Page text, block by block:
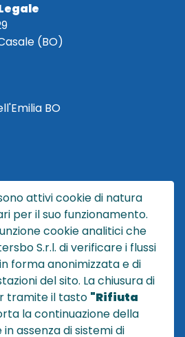
(BO)
BO
attivi cookie di natura
per il suo funzionamento.
cookie analitici che
S.r.l. di verificare i flussi
forma anonimizzata e di
del sito. La chiusura di
tramite il tasto "Rifiuta
la continuazione della
in assenza di sistemi di